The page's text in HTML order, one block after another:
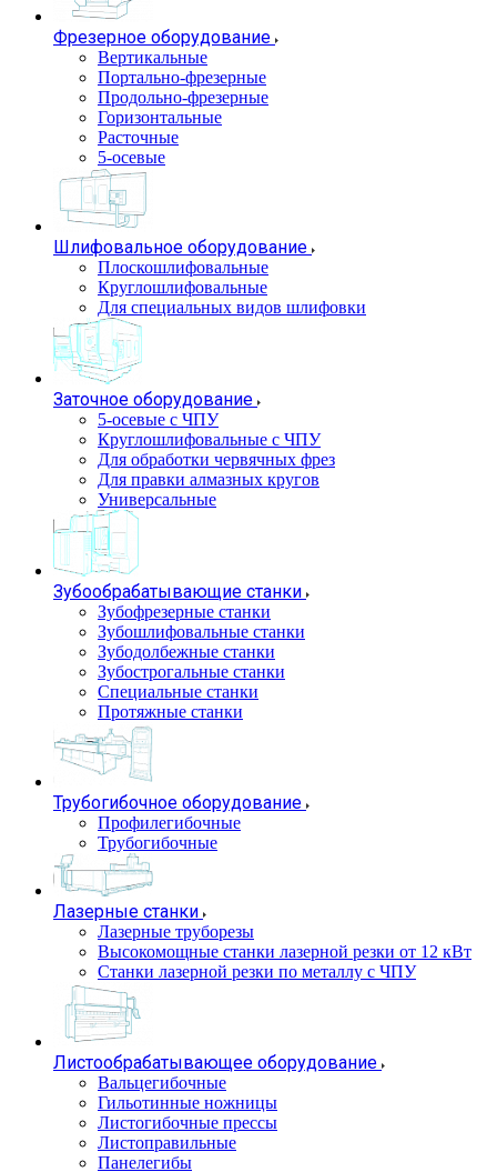
Фрезерное оборудование
Вертикальные
Портально-фрезерные
Продольно-фрезерные
Горизонтальные
Расточные
5-осевые
Шлифовальное оборудование
Плоскошлифовальные
Круглошлифовальные
Для специальных видов шлифовки
Заточное оборудование
5-осевые с ЧПУ
Круглошлифовальные с ЧПУ
Для обработки червячных фрез
Для правки алмазных кругов
Универсальные
Зубообрабатывающие станки
Зубофрезерные станки
Зубошлифовальные станки
Зубодолбежные станки
Зубострогальные станки
Специальные станки
Протяжные станки
Трубогибочное оборудование
Профилегибочные
Трубогибочные
Лазерные станки
Лазерные труборезы
Высокомощные станки лазерной резки от 12 кВт
Станки лазерной резки по металлу с ЧПУ
Листообрабатывающее оборудование
Вальцегибочные
Гильотинные ножницы
Листогибочные прессы
Листоправильные
Панелегибы